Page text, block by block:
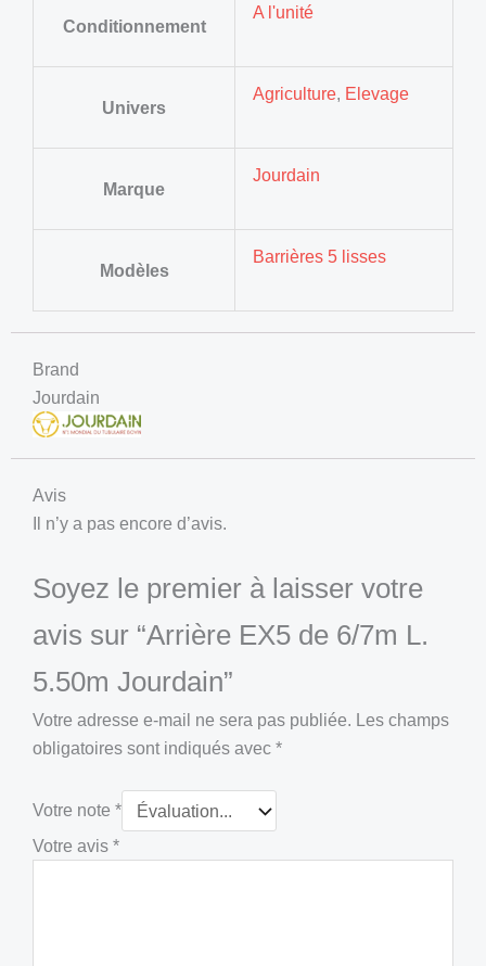
Conditionnement
A l'unité
Univers
Agriculture, Elevage
Marque
Jourdain
Modèles
Barrières 5 lisses
Brand
Jourdain
Avis
Il n’y a pas encore d’avis.
Soyez le premier à laisser votre
avis sur “Arrière EX5 de 6/7m L.
5.50m Jourdain”
Votre adresse e-mail ne sera pas publiée. Les champs
obligatoires sont indiqués avec *
Votre note *
Votre avis *